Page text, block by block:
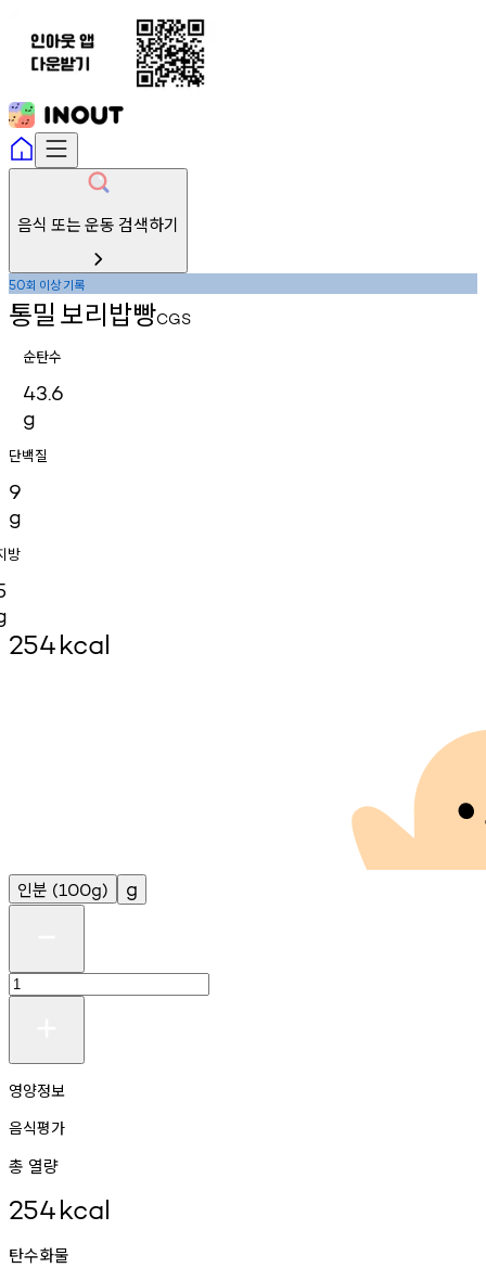
음식 또는 운동 검색하기
50회 이상기록
통밀 보리밥빵CGS
순탄수
43.6
g
단백질
9
g
방
254kcal
인분 (100g) g
영양정보
음식평가
총 열량
254kcal
탄수화물